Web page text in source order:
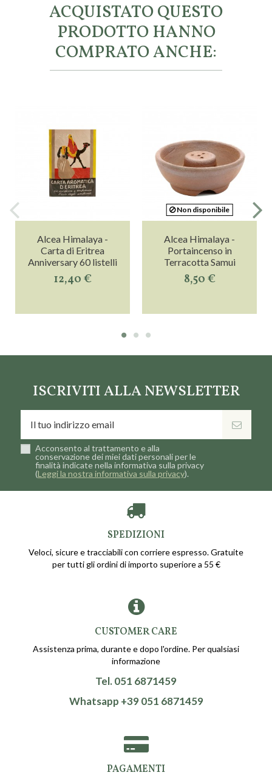
ACQUISTATO QUESTO
PRODOTTO HANNO
COMPRATO ANCHE:
Alcea Himalaya -
Carta di Eritrea
Anniversary 60 listelli
12,40 €
Non disponibile
Alcea Himalaya -
Portaincenso in
Terracotta Samui
8,50 €
ISCRIVITI ALLA NEWSLETTER
Acconsento al trattamento e alla
conservazione dei miei dati personali per le
finalità indicate nella informativa sulla privacy
(Leggi la nostra informativa sulla privacy).
SPEDIZIONI
Veloci, sicure e tracciabili con corriere espresso. Gratuite
per tutti gli ordini di importo superiore a 55 €
CUSTOMER CARE
Assistenza prima, durante e dopo l'ordine. Per qualsiasi
informazione
Tel. 051 6871459
Whatsapp +39 051 6871459
PAGAMENTI